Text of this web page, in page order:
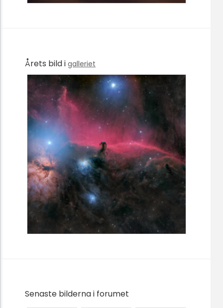
Årets bild i galleriet
Senaste bilderna i forumet